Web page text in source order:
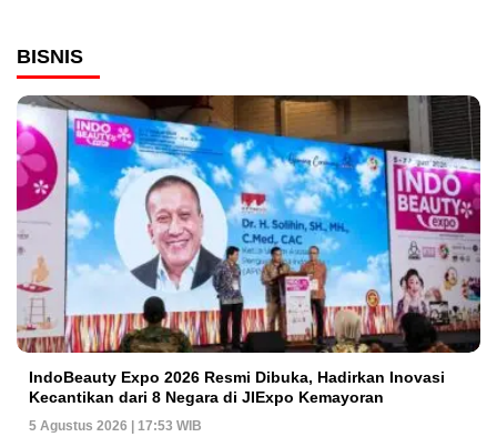
BISNIS
IndoBeauty Expo 2026 Resmi Dibuka, Hadirkan Inovasi
Kecantikan dari 8 Negara di JIExpo Kemayoran
5 Agustus 2026 | 17:53 WIB